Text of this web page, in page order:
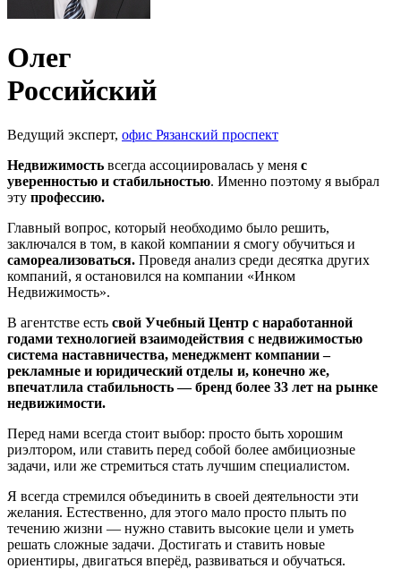
Олег
Российский
Ведущий эксперт, офис Рязанский проспект
Недвижимость всегда ассоциировалась у меня с
уверенностью и стабильностью. Именно поэтому я выбрал
эту профессию.
Главный вопрос, который необходимо было решить,
заключался в том, в какой компании я смогу обучиться и
самореализоваться. Проведя анализ среди десятка других
компаний, я остановился на компании «Инком
Недвижимость».
В агентстве есть свой Учебный Центр с наработанной
годами технологией взаимодействия с недвижимостью
система наставничества, менеджмент компании –
рекламные и юридический отделы и, конечно же,
впечатлила стабильность — бренд более 33 лет на рынке
недвижимости.
Перед нами всегда стоит выбор: просто быть хорошим
риэлтором, или ставить перед собой более амбициозные
задачи, или же стремиться стать лучшим специалистом.
Я всегда стремился объединить в своей деятельности эти
желания. Естественно, для этого мало просто плыть по
течению жизни — нужно ставить высокие цели и уметь
решать сложные задачи. Достигать и ставить новые
ориентиры, двигаться вперёд, развиваться и обучаться.